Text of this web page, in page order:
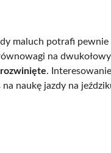
maluch potrafi pewnie
na
.
naukę jazdy na